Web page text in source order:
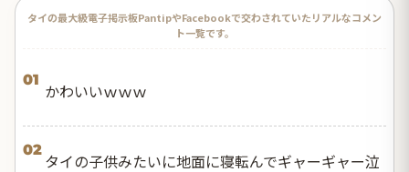
タイの最大級電子掲示板PantipやFacebookで交わされていたリアルなコメン
ト一覧です。
01
かわいいｗｗｗ
02
タイの子供みたいに地面に寝転んでギャーギャー泣